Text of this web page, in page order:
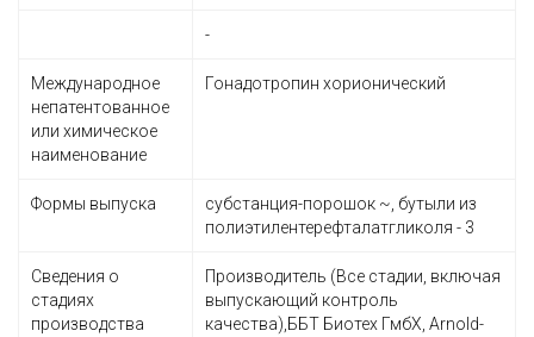
-
Международное
непатентованное
или химическое
наименование
Гонадотропин хорионический
Формы выпуска
субстанция-порошок ~, бутыли из
полиэтилентерефталатгликоля - 3
Сведения о
стадиях
производства
Производитель (Все стадии, включая
выпускающий контроль
качества),ББТ Биотех ГмбХ, Arnold-